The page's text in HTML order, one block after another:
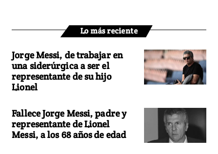
Lo más reciente
Jorge Messi, de trabajar en
una siderúrgica a ser el
representante de su hijo
Lionel
Fallece Jorge Messi, padre y
representante de Lionel
Messi, a los 68 años de edad